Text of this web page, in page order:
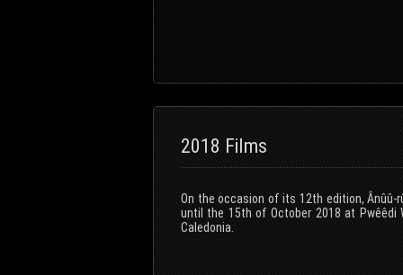
2018 Films
On the occasion of its 12th edition, Ânûû-
until the 15th of October 2018 at Pwêêdi
Caledonia.